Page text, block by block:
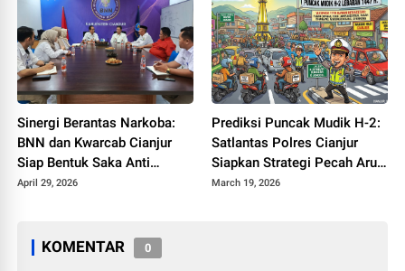
Sinergi Berantas Narkoba:
BNN dan Kwarcab Cianjur
Siap Bentuk Saka Anti
Narkotika
April 29, 2026
Prediksi Puncak Mudik H-2:
Satlantas Polres Cianjur
Siapkan Strategi Pecah Arus
ke Jalur Alternatif
March 19, 2026
KOMENTAR 0